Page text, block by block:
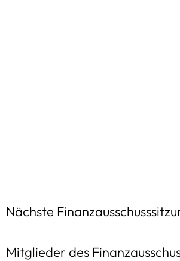
Nächste
Mitglieder des